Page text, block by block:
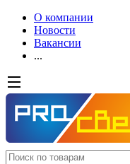
О компании
Новости
Вакансии
...